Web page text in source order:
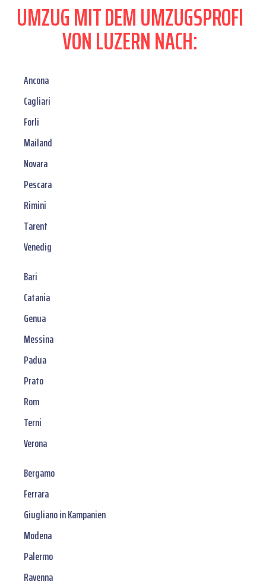
UMZUG MIT DEM UMZUGSPROFI
VON LUZERN NACH:
Ancona
Cagliari
Forli
Mailand
Novara
Pescara
Rimini
Tarent
Venedig
Bari
Catania
Genua
Messina
Padua
Prato
Rom
Terni
Verona
Bergamo
Ferrara
Giugliano in Kampanien
Modena
Palermo
Ravenna